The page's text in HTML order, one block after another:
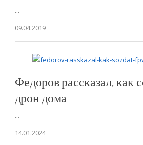
...
09.04.2019
Федоров рассказал, как
дрон дома
...
14.01.2024